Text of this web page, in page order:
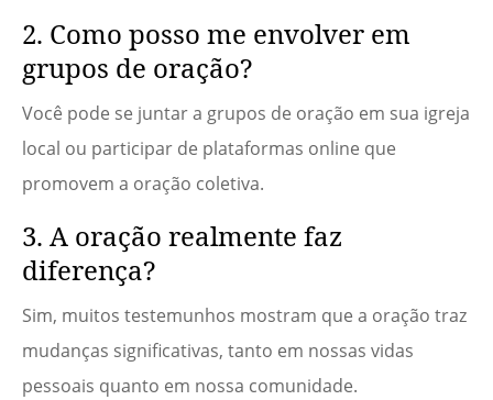
2. Como posso me envolver em
grupos de oração?
Você pode se juntar a grupos de oração em sua igreja
local ou participar de plataformas online que
promovem a oração coletiva.
3. A oração realmente faz
diferença?
Sim, muitos testemunhos mostram que a oração traz
mudanças significativas, tanto em nossas vidas
pessoais quanto em nossa comunidade.